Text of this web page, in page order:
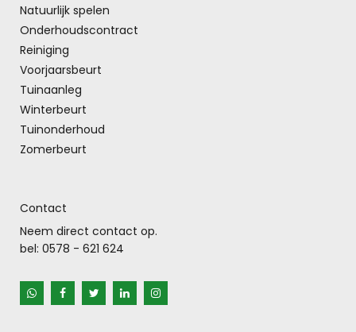
Natuurlijk spelen
Onderhoudscontract
Reiniging
Voorjaarsbeurt
Tuinaanleg
Winterbeurt
Tuinonderhoud
Zomerbeurt
Contact
Neem direct contact op.
bel: 0578 - 621 624